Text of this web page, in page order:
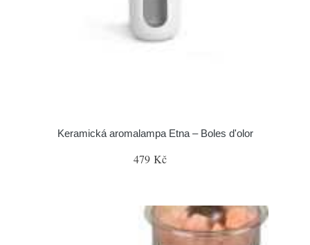
Keramická aromalampa Etna – Boles d'olor
479 Kč